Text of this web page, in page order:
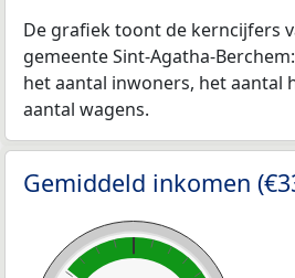
De grafiek toont de kerncijfers
gemeente Sint-Agatha-
het aantal inwoners, het aantal
aantal wagens.
Gemiddeld inkomen